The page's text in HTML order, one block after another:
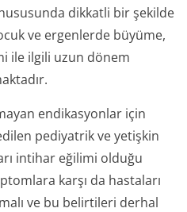
dikkatli bir şekilde
ve ergenlerde büyüme,
ile ilgili uzun dönem
endikasyonlar için
pediyatrik ve yetişkin
intihar eğilimi olduğu
karşı da hastaları
ve bu belirtileri derhal